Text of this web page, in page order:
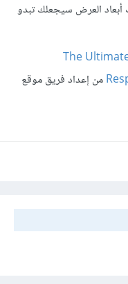
العرض سيجعلك تبدو
The
من إعداد فريق موقع